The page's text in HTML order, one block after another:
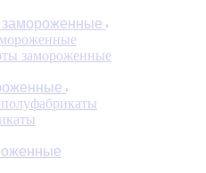
замороженные
замороженные